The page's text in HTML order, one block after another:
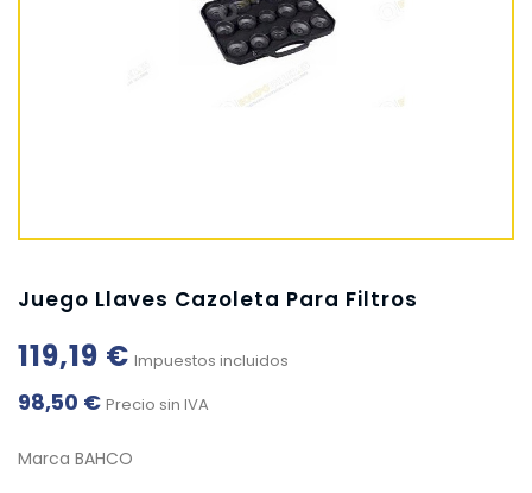
Juego Llaves Cazoleta Para Filtros
119,19 € Impuestos incluidos
98,50 € Precio sin IVA
Marca BAHCO